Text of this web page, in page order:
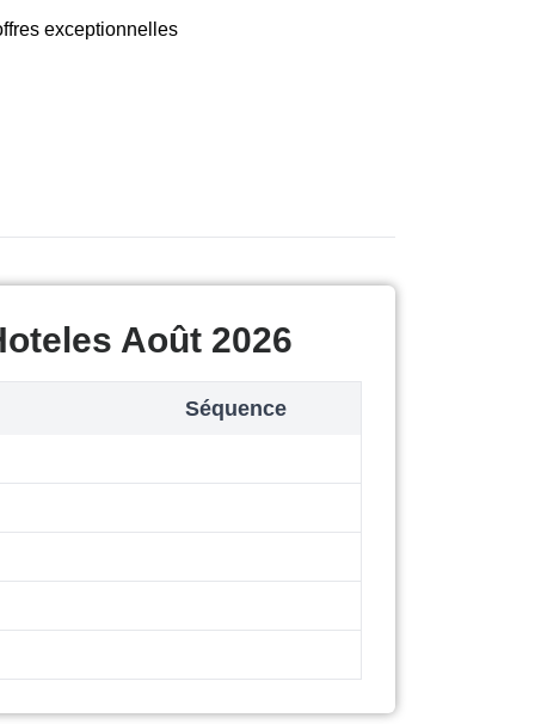
exceptionnelles
Août 2026
Séquence